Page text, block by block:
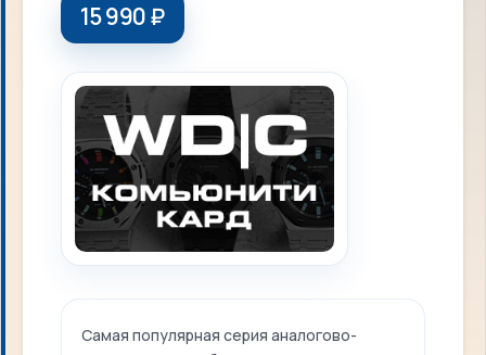
15 990₽
Самая популярная серия аналогово-